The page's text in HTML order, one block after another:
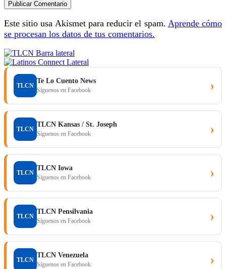
Este sitio usa Akismet para reducir el spam. Aprende cómo
se procesan los datos de tus comentarios.
TLCN
Te Lo Cuento News
Síguenos en Facebook ›
TLCN
TLCN Kansas / St. Joseph
Síguenos en Facebook ›
TLCN
TLCN Iowa
Síguenos en Facebook ›
TLCN
TLCN Pensilvania
Síguenos en Facebook ›
TLCN
TLCN Venezuela
Síguenos en Facebook ›